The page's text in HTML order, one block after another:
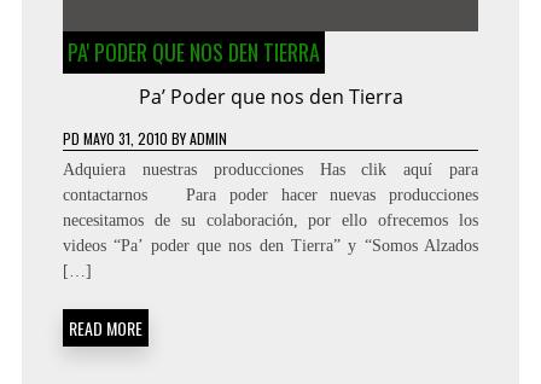
PA' PODER QUE NOS DEN TIERRA
Pa’ Poder que nos den Tierra
PD MAYO 31, 2010 BYADMIN
Adquiera nuestras producciones Has clik aquí para
contactarnos Para poder hacer nuevas producciones
necesitamos de su colaboración, por ello ofrecemos los
videos “Pa’ poder que nos den Tierra” y “Somos Alzados
[…]
READ MORE